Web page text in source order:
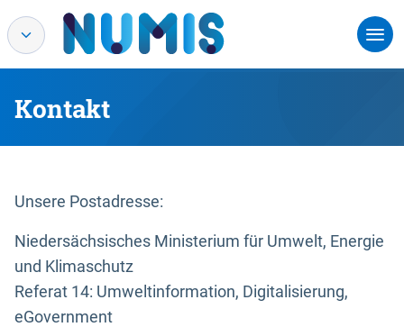
Kontakt
Unsere Postadresse:
Niedersächsisches Ministerium für Umwelt, Energie
und Klimaschutz
Referat 14: Umweltinformation, Digitalisierung,
eGovernment